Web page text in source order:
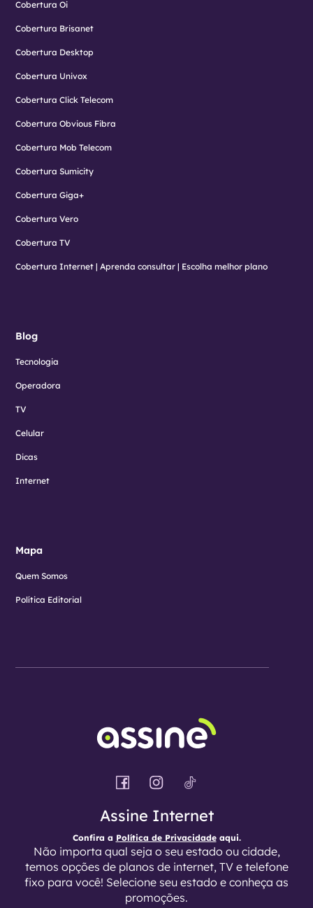
Cobertura Oi
Cobertura Brisanet
Cobertura Desktop
Cobertura Univox
Cobertura Click Telecom
Cobertura Obvious Fibra
Cobertura Mob Telecom
Cobertura Sumicity
Cobertura Giga+
Cobertura Vero
Cobertura TV
Cobertura Internet | Aprenda consultar | Escolha melhor plano
Blog
Tecnologia
Operadora
TV
Celular
Dicas
Internet
Mapa
Quem Somos
Política Editorial
Assine Internet
Confira a Política de Privacidadeaqui.
Não importa qual seja o seu estado ou cidade,
temos opções de planos de internet, TV e telefone
fixo para você! Selecione seu estado e conheça as
promoções.